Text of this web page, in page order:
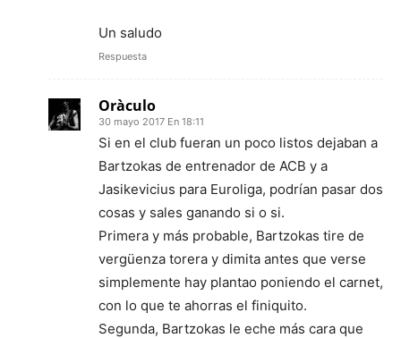
Un saludo
Respuesta
Oràculo
30 mayo 2017 En 18:11
Si en el club fueran un poco listos dejaban a
Bartzokas de entrenador de ACB y a
Jasikevicius para Euroliga, podrían pasar dos
cosas y sales ganando si o si.
Primera y más probable, Bartzokas tire de
vergüenza torera y dimita antes que verse
simplemente hay plantao poniendo el carnet,
con lo que te ahorras el finiquito.
Segunda, Bartzokas le eche más cara que